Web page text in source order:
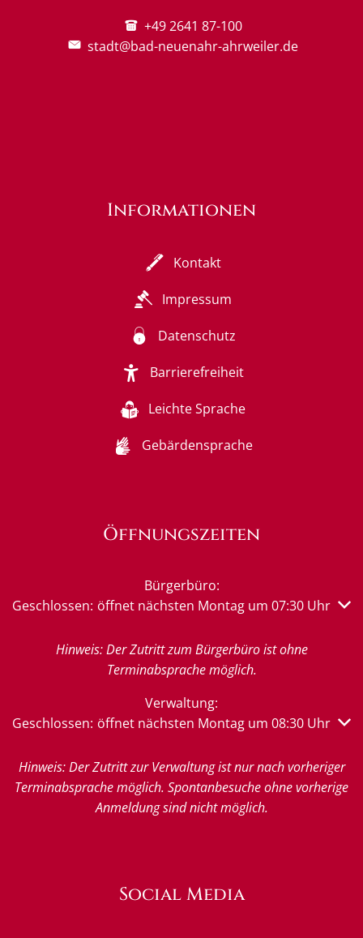
+49 2641 87-100
stadt@bad-neuenahr-ahrweiler.de
Informationen
Kontakt
Impressum
Datenschutz
Barrierefreiheit
Leichte Sprache
Gebärdensprache
Öffnungszeiten
Bürgerbüro:
Klicken, um weitere Öffnungs- oder Schließzeiten
Geschlossen: öffnet nächsten Montag um 07:30 Uhr
Hinweis: Der Zutritt zum Bürgerbüro ist ohne
Terminabsprache möglich.
Verwaltung:
Klicken, um weitere Öffnungs- oder Schließzeiten
Geschlossen: öffnet nächsten Montag um 08:30 Uhr
Hinweis: Der Zutritt zur Verwaltung ist nur nach vorheriger
Terminabsprache möglich. Spontanbesuche ohne vorherige
Anmeldung sind nicht möglich.
Social Media